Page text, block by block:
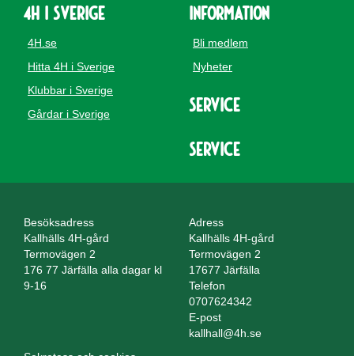
4H i Sverige
4H.se
Hitta 4H i Sverige
Klubbar i Sverige
Gårdar i Sverige
Information
Bli medlem
Nyheter
Service
Service
Besöksadress
Kallhälls 4H-gård
Termovägen 2
176 77 Järfälla alla dagar kl
9-16
Adress
Kallhälls 4H-gård
Termovägen 2
17677 Järfälla
Telefon
0707624342
E-post
kallhall@4h.se